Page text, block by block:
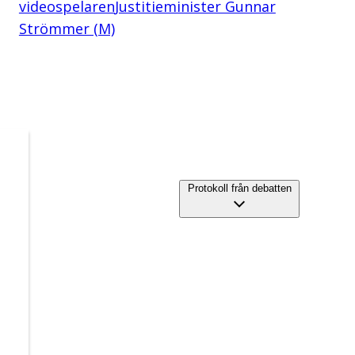
videospelarenJustitieminister Gunnar
Strömmer (M)
Protokoll från debatten